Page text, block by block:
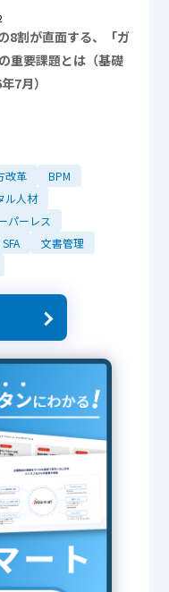
8割が直面する、「ガ
重要課題とは（基礎
7月）
改革
BPM
ル人材
パーレス
SFA
文書管理